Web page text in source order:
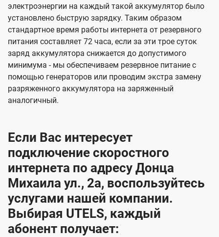
электроэнергии на каждый такой аккумулятор было
установлено быструю зарядку. Таким образом
стандартное время работы интернета от резервного
питания составляет 72 часа, если за эти трое суток
заряд аккумулятора снижается до допустимого
минимума - мы обеспечиваем резервное питание с
помощью генераторов или проводим экстра замену
разряженного аккумулятора на заряженный
аналогичный.
Если Вас интересует
подключение скоростного
интернета по адресу Донца
Михаила ул., 2а, воспользуйтесь
услугами нашей компании.
Выбирая UTELS, каждый
абонент получает: